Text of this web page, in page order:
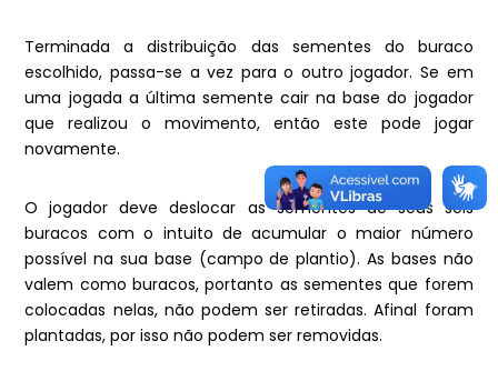
Terminada a distribuição das sementes do buraco
escolhido, passa-se a vez para o outro jogador. Se em
uma jogada a última semente cair na base do jogador
que realizou o movimento, então este pode jogar
novamente.
O jogador deve deslocar as sementes de seus seis
buracos com o intuito de acumular o maior número
possível na sua base (campo de plantio). As bases não
valem como buracos, portanto as sementes que forem
colocadas nelas, não podem ser retiradas. Afinal foram
plantadas, por isso não podem ser removidas.